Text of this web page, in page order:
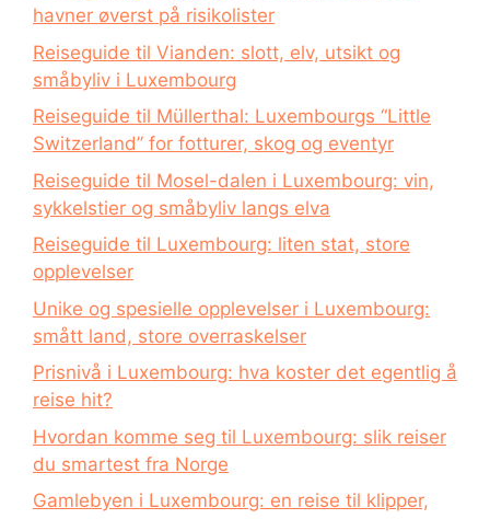
havner øverst på risikolister
Reiseguide til Vianden: slott, elv, utsikt og
småbyliv i Luxembourg
Reiseguide til Müllerthal: Luxembourgs “Little
Switzerland” for fotturer, skog og eventyr
Reiseguide til Mosel-dalen i Luxembourg: vin,
sykkelstier og småbyliv langs elva
Reiseguide til Luxembourg: liten stat, store
opplevelser
Unike og spesielle opplevelser i Luxembourg:
smått land, store overraskelser
Prisnivå i Luxembourg: hva koster det egentlig å
reise hit?
Hvordan komme seg til Luxembourg: slik reiser
du smartest fra Norge
Gamlebyen i Luxembourg: en reise til klipper,